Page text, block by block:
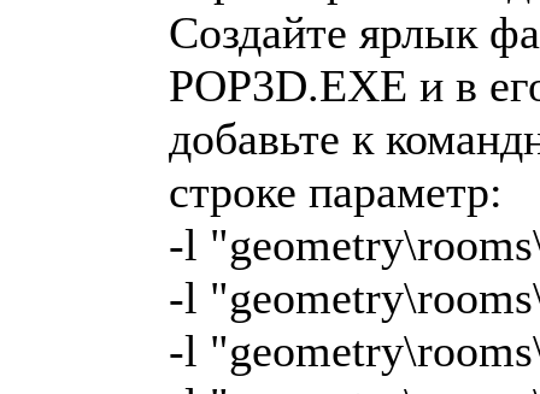
Создайте ярлык
POP3D.EXE и в
добавьте к
строке параметр:
-l
-l
-l